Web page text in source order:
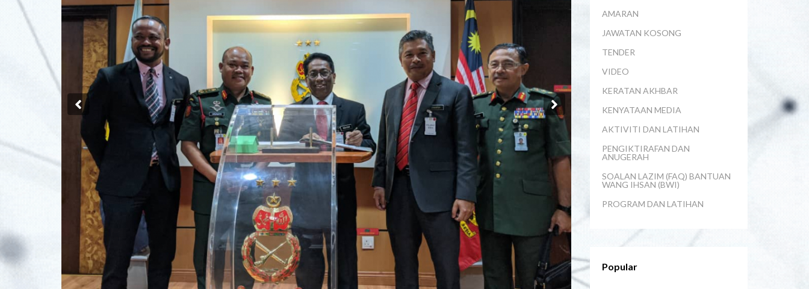
Previous Next
AMARAN
JAWATAN KOSONG
TENDER
VIDEO
KERATAN AKHBAR
KENYATAAN MEDIA
AKTIVITI DAN LATIHAN
PENGIKTIRAFAN DAN
ANUGERAH
SOALAN LAZIM (FAQ) BANTUAN
WANG IHSAN (BWI)
PROGRAM DAN LATIHAN
Popular